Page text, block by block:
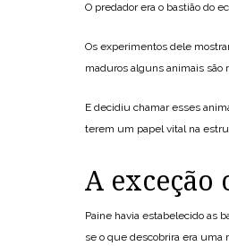
O predador era o bastião do
Os experimentos dele
maduros alguns animais são
E decidiu chamar esses
terem um papel vital na
A exceção
Paine havia estabelecido as
se o que descobrira era uma